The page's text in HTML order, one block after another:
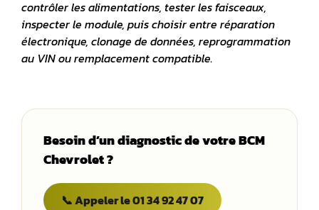
contrôler les alimentations, tester les faisceaux,
inspecter le module, puis choisir entre réparation
électronique, clonage de données, reprogrammation
au VIN ou remplacement compatible.
Besoin d’un diagnostic de votre BCM
Chevrolet ?
📞 Appeler le 01 34 92 47 07